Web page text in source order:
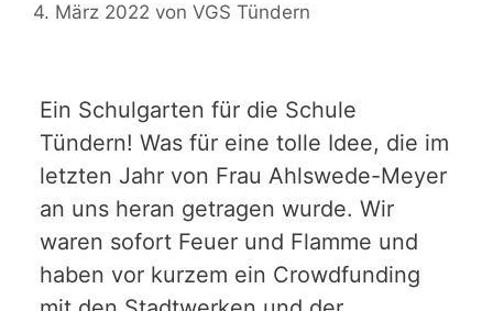
4. März 2022 von VGS Tündern
Ein Schulgarten für die Schule
Tündern! Was für eine tolle Idee, die im
letzten Jahr von Frau Ahlswede-Meyer
an uns heran getragen wurde. Wir
waren sofort Feuer und Flamme und
haben vor kurzem ein Crowdfunding